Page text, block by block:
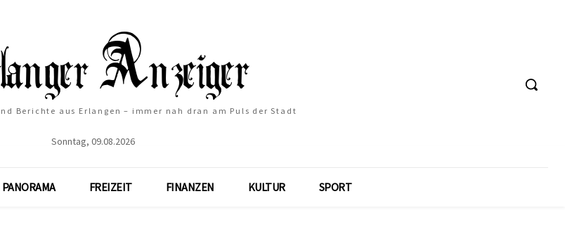
Berichte aus Erlangen – immer nah dran am Puls der Stadt
Sonntag, 09.08.2026
PANORAMA FREIZEIT FINANZEN KULTUR SPORT